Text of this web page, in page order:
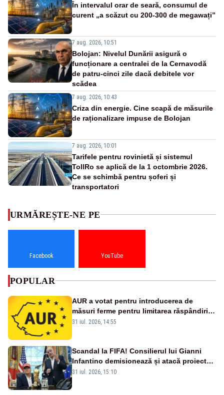
În intervalul orar de seară, consumul de
curent „a scăzut cu 200-300 de megawați”
7 aug. 2026, 10:51
Bolojan: Nivelul Dunării asigură o
funcționare a centralei de la Cernavodă
de patru-cinci zile dacă debitele vor
scădea
7 aug. 2026, 10:43
Criza din energie. Cine scapă de măsurile
de raționalizare impuse de Bolojan
7 aug. 2026, 10:01
Tarifele pentru rovinietă și sistemul
TollRo se aplică de la 1 octombrie 2026.
Ce se schimbă pentru șoferi și
transportatori
URMĂREȘTE-NE PE
Facebook YouTube
POPULAR
AUR a votat pentru introducerea de
măsuri ferme pentru limitarea răspândirii
virusului pestei porcine africane
31 iul. 2026, 14:55
Scandal la FIFA! Consilierul lui Gianni
Infantino demisionează și atacă proiectul
privind investitorii străini
31 iul. 2026, 15:10